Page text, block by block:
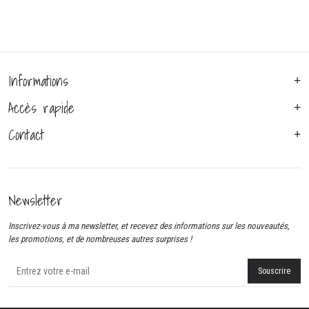
Informations
Accès rapide
Contact
Newsletter
Inscrivez-vous à ma newsletter, et recevez des informations sur les nouveautés,
les promotions, et de nombreuses autres surprises !